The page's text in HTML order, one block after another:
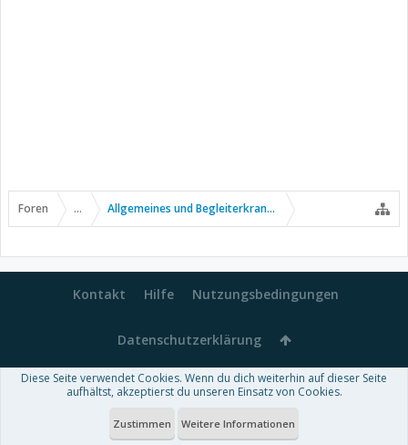
Foren ... Allgemeines und Begleiterkrankungen
Kontakt Hilfe Nutzungsbedingungen
Datenschutzerklärung
Forum software by XenForo™-Deutsch von xenDach
Theme designed byThemeHouse
Diese Seite verwendet Cookies. Wenn du dich weiterhin auf dieser Seite
aufhältst, akzeptierst du unseren Einsatz von Cookies.
Zustimmen Weitere Informationen